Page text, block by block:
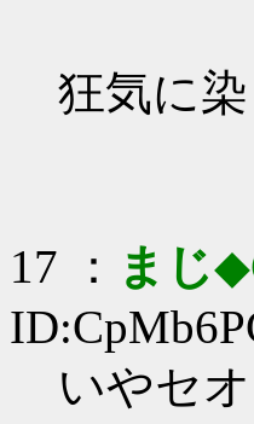
狂気に
17 ： まじ
いやセ